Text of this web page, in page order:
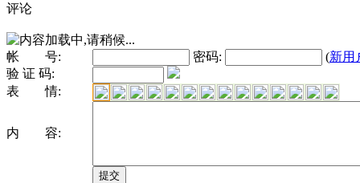
评论
帐 号: 密码: (新用
验 证 码:
表 情:
内 容: